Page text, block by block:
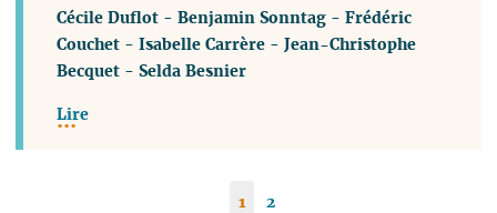
Cécile Duflot -Benjamin Sonntag -Frédéric
Couchet -Isabelle Carrère -Jean-Christophe
Becquet -Selda Besnier
Lire
1 2